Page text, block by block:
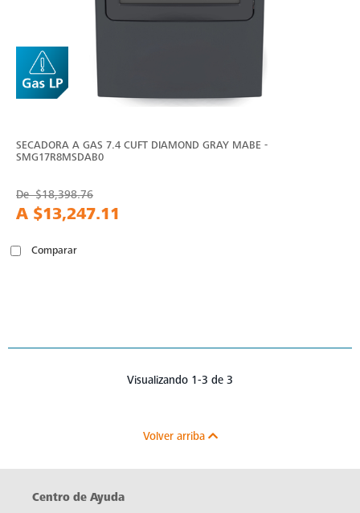
SECADORA A GAS 7.4 CUFT DIAMOND GRAY MABE -
SMG17R8MSDAB0
De$18,398.76
A $13,247.11
Comparar
Visualizando 1-3 de 3
Volver arriba
Centro de Ayuda